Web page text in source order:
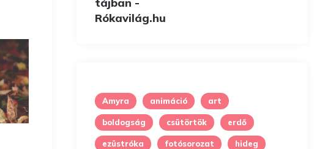
Amyra animáció art
boldogság csütörtök erdő
ezüstróka fotósorozat hideg